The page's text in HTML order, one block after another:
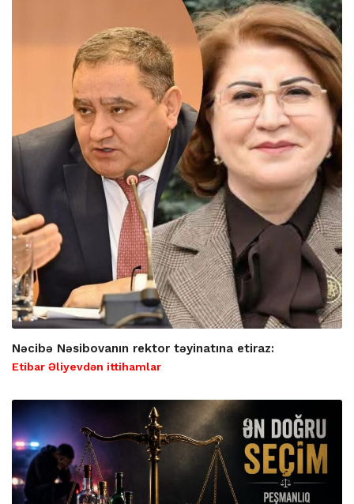
Nəcibə Nəsibovanın rektor təyinatına etiraz:
Etibar Əliyevdən ittihamlar